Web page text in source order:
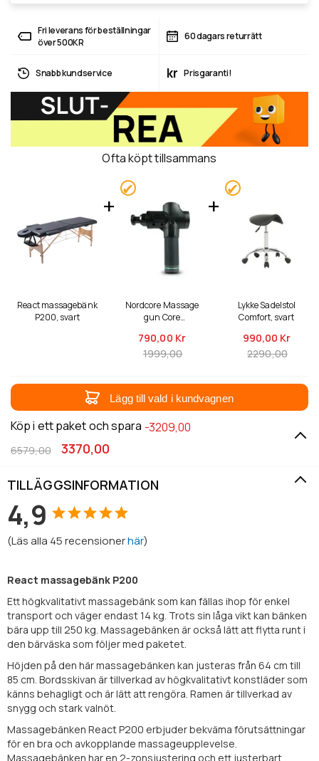
Fri leverans för beställningar
över 500KR
60 dagars returrätt
Snabb kundservice kr Prisgaranti!
Ofta köpt tillsammans
React massagebänk
P200, svart
Nordcore Massage
gun Core
790,00 Kr
1999,00
Lykke Sadelstol
Comfort, svart
990,00 Kr
2290,00
Lägg till vald i kundvagnen
Köp i ett paket och spara -3209,00
3370,00
6579,00
TILLÄGGSINFORMATION
4,9
(Läs alla 45recensionerhär)
React massagebänk P200
Ett högkvalitativt massagebänk som kan fällas ihop för enkel
transport och väger endast 14 kg. Trots sin låga vikt kan bänken
bära upp till 250 kg. Massagebänken är också lätt att flytta runt i
den bärväska som följer med paketet.
Höjden på den här massagebänken kan justeras från 64 cm till
85 cm. Bordsskivan är tillverkad av högkvalitativt konstläder som
känns behagligt och är lätt att rengöra. Ramen är tillverkad av
snygg och stark valnöt.
Massagebänken React P200 erbjuder bekväma förutsättningar
för en bra och avkopplande massageupplevelse.
Massagebänken har en 2-zonsjustering och ett justerbart